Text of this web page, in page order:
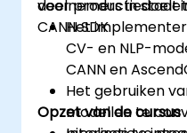
voor
CANN SDK.
deelnemers in staat
Het
CV- en NLP-
CANN en
Het gebruiken
modellen te
Opzet van de cursus